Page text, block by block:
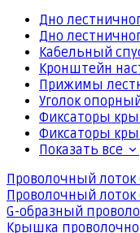
Дно
Дно
Кабельный
Кронштейн
Прижимы
Уголок
Фиксаторы
Фиксаторы
Показать все
Проволочный лоток
Проволочный лоток
G-образный
Крышка